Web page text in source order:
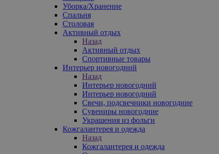
Уборка/Хранение
Спальня
Столовая
Активный отдых
Назад
Активный отдых
Спортивные товары
Интерьер новогодний
Назад
Интерьер новогодний
Интерьер новогодний
Свечи, подсвечники новогодние
Сувениры новогодние
Украшения из фольги
Кожгалантерея и одежда
Назад
Кожгалантерея и одежда